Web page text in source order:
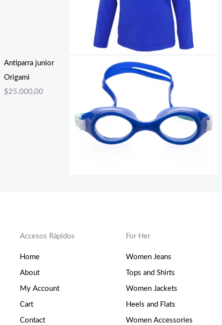
Antiparra junior
Origami
$25.000,00
Accesos Rápidos
Home
About
My Account
Cart
Contact
For Her
Women Jeans
Tops and Shirts
Women Jackets
Heels and Flats
Women Accessories